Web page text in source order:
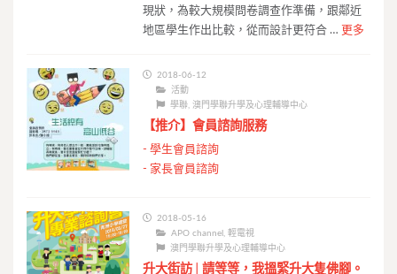
現狀，為較大規模問卷調查作準備，跟鄰近
地區學生作出比較，從而設計更符合 … 更多
2018-06-12
活動
學聯 ,澳門學聯升學及心理輔導中心
【推介】會員諮詢服務
- 學生會員諮詢
- 家長會員諮詢
2018-05-16
APO channel
輕電視
澳門學聯升學及心理輔導中心
升大街訪│請等等，我搵緊升大隻佛腳。